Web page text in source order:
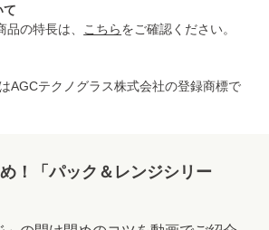
て
の特長は、 こちらをご確認ください。
はAGCテクノグラス株式会社の登録商標で
！「パック＆レンジシリー